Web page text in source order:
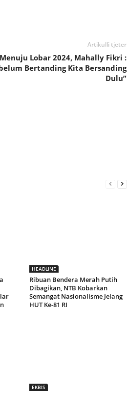
Artikulli tjetër
Menuju Lobar 2024, Mahally Fikri :
Bertanding Kita Bersanding
Dulu”
HEADLINE
Ribuan Bendera Merah Putih
Dibagikan, NTB Kobarkan
Semangat Nasionalisme Jelang
HUT Ke-81 RI
EKBIS